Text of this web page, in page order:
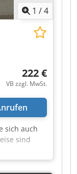
1 /4
222 €
VB zzgl. MwSt.
sich auch
sind